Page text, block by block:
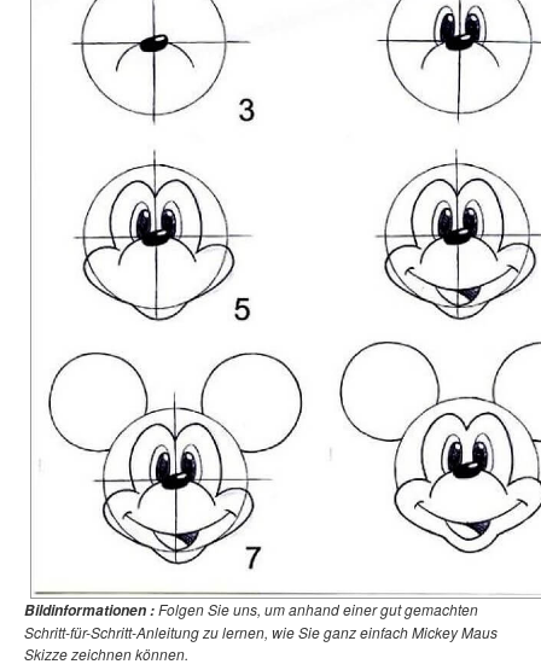
Bildinformationen :Folgen Sie uns, um anhand einer gut gemachten
Schritt-für-Schritt-Anleitung zu lernen, wie Sie ganz einfach Mickey Maus
Skizze zeichnen können.